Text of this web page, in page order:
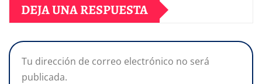
DEJA UNA RESPUESTA
Tu dirección de correo electrónico no será
publicada.